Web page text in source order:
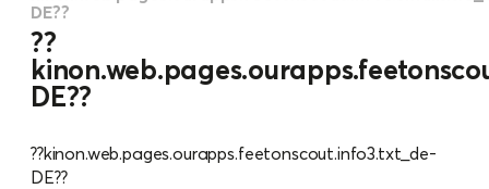
DE??
??
DE??
??kinon.web.pages.ourapps.feetonscout.info3.txt_de-
DE??